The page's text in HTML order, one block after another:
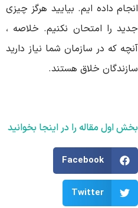
داده ایم. بیایید هرگز چیزی
را امتحان نکنیم. خلاصه ،
که در سازمان شما نیاز دارید
خلاق هستند.
اول مقاله را در اینجا بخوانید
Facebook
Twitter